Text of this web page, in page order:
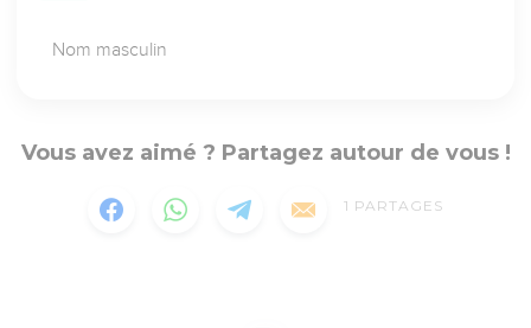
Nom masculin
Vous avez aimé ? Partagez autour de vous !
1 PARTAGES